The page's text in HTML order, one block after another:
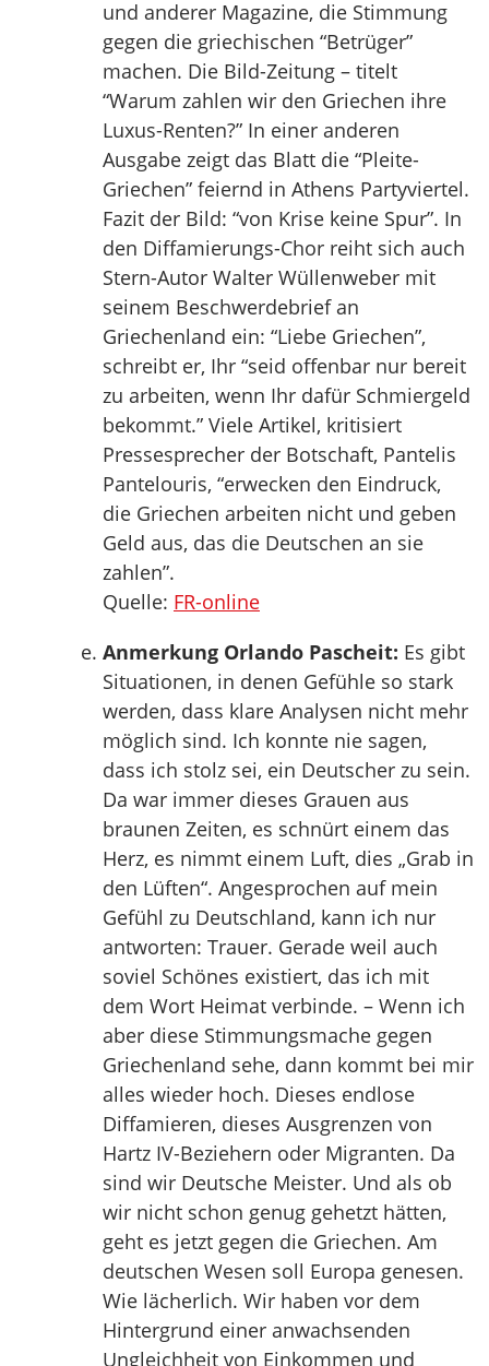
und anderer Magazine, die Stimmung
gegen die griechischen “Betrüger”
machen. Die Bild-Zeitung – titelt
“Warum zahlen wir den Griechen ihre
Luxus-Renten?” In einer anderen
Ausgabe zeigt das Blatt die “Pleite-
Griechen” feiernd in Athens Partyviertel.
Fazit der Bild: “von Krise keine Spur”. In
den Diffamierungs-Chor reiht sich auch
Stern-Autor Walter Wüllenweber mit
seinem Beschwerdebrief an
Griechenland ein: “Liebe Griechen”,
schreibt er, Ihr “seid offenbar nur bereit
zu arbeiten, wenn Ihr dafür Schmiergeld
bekommt.” Viele Artikel, kritisiert
Pressesprecher der Botschaft, Pantelis
Pantelouris, “erwecken den Eindruck,
die Griechen arbeiten nicht und geben
Geld aus, das die Deutschen an sie
zahlen”.
Quelle: FR-online
Anmerkung Orlando Pascheit: Es gibt
Situationen, in denen Gefühle so stark
werden, dass klare Analysen nicht mehr
möglich sind. Ich konnte nie sagen,
dass ich stolz sei, ein Deutscher zu sein.
Da war immer dieses Grauen aus
braunen Zeiten, es schnürt einem das
Herz, es nimmt einem Luft, dies „Grab in
den Lüften“. Angesprochen auf mein
Gefühl zu Deutschland, kann ich nur
antworten: Trauer. Gerade weil auch
soviel Schönes existiert, das ich mit
dem Wort Heimat verbinde. – Wenn ich
aber diese Stimmungsmache gegen
Griechenland sehe, dann kommt bei mir
alles wieder hoch. Dieses endlose
Diffamieren, dieses Ausgrenzen von
Hartz IV-Beziehern oder Migranten. Da
sind wir Deutsche Meister. Und als ob
wir nicht schon genug gehetzt hätten,
geht es jetzt gegen die Griechen. Am
deutschen Wesen soll Europa genesen.
Wie lächerlich. Wir haben vor dem
Hintergrund einer anwachsenden
Ungleichheit von Einkommen und